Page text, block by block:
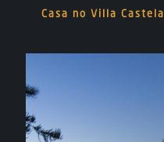
Casa no Villa Castela